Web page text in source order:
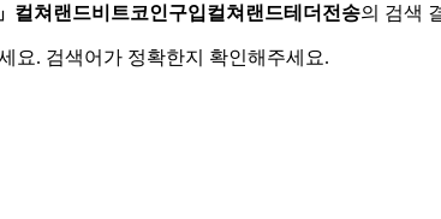
컬쳐랜드비트코인구입컬쳐랜드테더전송의 검색
요. 검색어가 정확한지 확인해주세요.